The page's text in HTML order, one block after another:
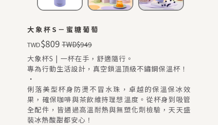
大象杯S－蜜糖葡萄
TWD$809 TWD$949
大象杯S | 一杯在手，舒適隨行。
專為行動生活設計，真空鎖溫頂級不鏽鋼保溫杯！
·
俐落美型杯身防燙不冒水珠，卓越的保溫保冰效
果，確保咖啡與茶飲維持理想溫度。從杯身到吸管
全配件，皆通過高溫耐熱與無塑化劑檢驗，天天盛
裝冰熱酸甜都安心！